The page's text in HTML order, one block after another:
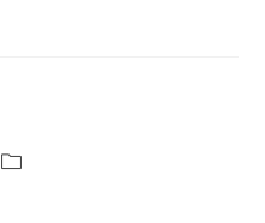
Berichtcategorie: